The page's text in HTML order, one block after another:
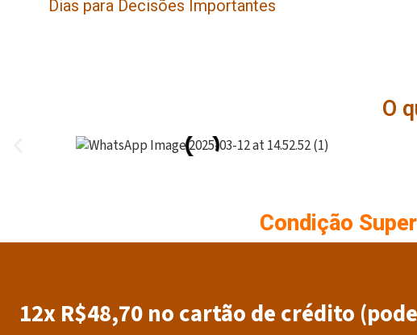
Dias para Decisões Importantes
O
Condição
12x R$48,70 no cartão de crédito